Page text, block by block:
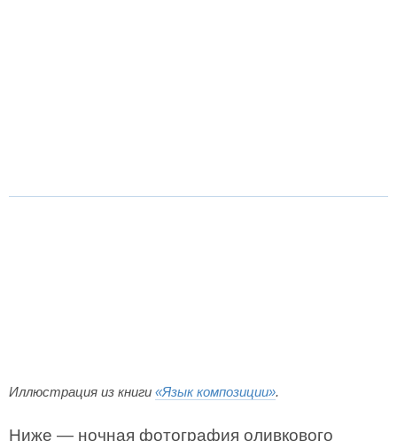
Иллюстрация из книги «Язык композиции».
Ниже — ночная фотография оливкового